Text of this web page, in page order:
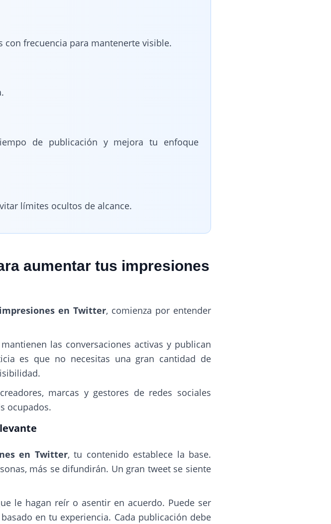
con frecuencia para mantenerte visible.
de publicación y mejora tu enfoque
límites ocultos de alcance.
aumentar tus impresiones
en Twitter, comienza por entender
las conversaciones activas y publican
es que no necesitas una gran cantidad de
marcas y gestores de redes sociales
ocupados.
en Twitter, tu contenido establece la base.
más se difundirán. Un gran tweet se siente
le hagan reír o asentir en acuerdo. Puede ser
en tu experiencia. Cada publicación debe